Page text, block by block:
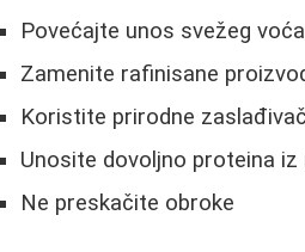
Povećajte unos svežeg
Zamenite rafinisane
Koristite prirodne
Unosite dovoljno proteina
Ne preskačite obroke